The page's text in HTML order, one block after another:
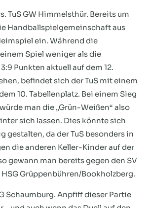
TuS GW Himmelsthür. Bereits um
Handballspielgemeinschaft aus
ein. Während die
Spiel weniger als die
Punkten aktuell auf dem 12.
befindet sich der TuS mit einem
10. Tabellenplatz. Bei einem Sieg
man die „Grün-Weißen“ also
sich lassen. Dies könnte sich
gestalten, da der TuS besonders in
die anderen Keller-Kinder auf der
gewann man bereits gegen den SV
Grüppenbühren/Bookholzberg.
Schaumburg. Anpfiff dieser Partie